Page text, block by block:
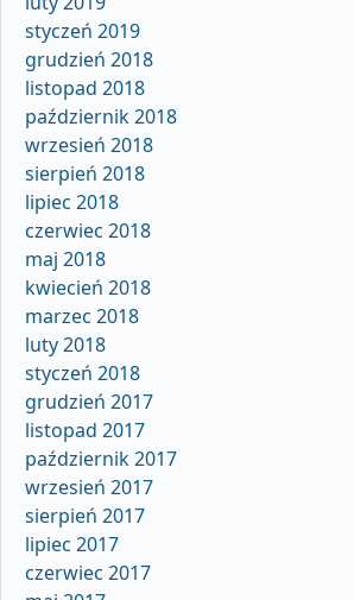
styczeń 2019
grudzień 2018
listopad 2018
październik 2018
wrzesień 2018
sierpień 2018
lipiec 2018
czerwiec 2018
maj 2018
kwiecień 2018
marzec 2018
luty 2018
styczeń 2018
grudzień 2017
listopad 2017
październik 2017
wrzesień 2017
sierpień 2017
lipiec 2017
czerwiec 2017